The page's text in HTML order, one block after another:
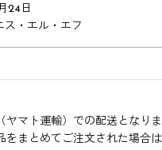
24日
ス・エル・エフ
ヤマト運輸）での配送となりま
をまとめてご注文された場合